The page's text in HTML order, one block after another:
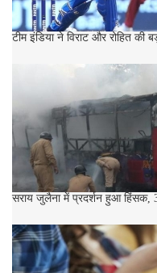
टीम इंडिया ने विराट और रोहित की
सराय जुलैना में प्रदर्शन हुआ हिंसक,